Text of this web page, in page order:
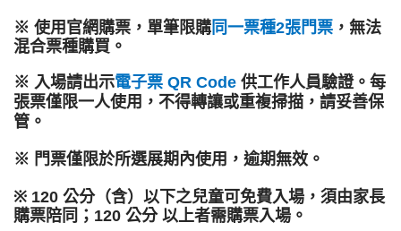
※ 使用官網購票 ， 單筆限購 同一票種2張門票 ，無法
混合票種購買。
※ 入場請出示電子票 QR Code 供工作人員驗證。每
張票僅限一人使用，不得轉讓或重複掃描，請妥善保
管。
※ 門票僅限於所選展期內使用，逾期無效。
※ 120 公分（含）以下之兒童可免費入場，須由家長
購票陪同；120 公分 以上者需購票入場。